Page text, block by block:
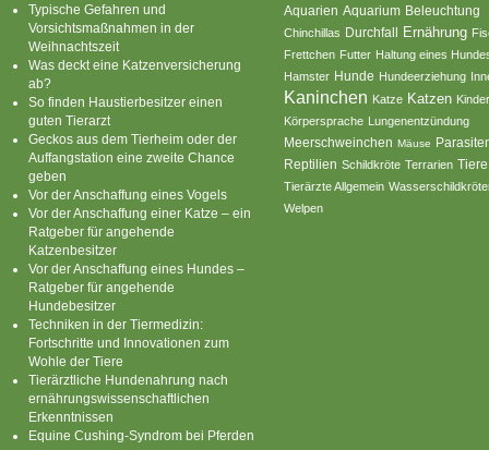
Typische Gefahren und
Vorsichtsmaßnahmen in der
Weihnachtszeit
Was deckt eine Katzenversicherung
ab?
So finden Haustierbesitzer einen
guten Tierarzt
Geckos aus dem Tierheim oder der
Auffangstation eine zweite Chance
geben
Vor der Anschaffung eines Vogels
Vor der Anschaffung einer Katze – ein
Ratgeber für angehende
Katzenbesitzer
Vor der Anschaffung eines Hundes –
Ratgeber für angehende
Hundebesitzer
Techniken in der Tiermedizin:
Fortschritte und Innovationen zum
Wohle der Tiere
Tierärztliche Hundenahrung nach
ernährungswissenschaftlichen
Erkenntnissen
Equine Cushing-Syndrom bei Pferden
Aquarien Aquarium Beleuchtung
Chinchillas Durchfall Ernährung
Frettchen Futter Haltung eines
Hamster Hunde Hundeerziehung
Kaninchen Katze Katzen
Körpersprache Lungenentzündung
Meerschweinchen Mäuse
Reptilien Schildkröte Terrarien Tiere
Tierärzte Allgemein
Welpen